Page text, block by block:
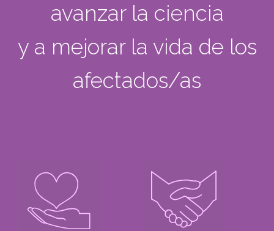
avanzar la ciencia
y a mejorar la vida de los
afectados/as